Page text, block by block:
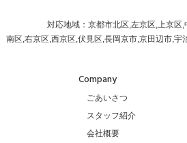
対応地域：京都市北区,左京区,上京区
南区,右京区,西京区,伏見区,長岡京市,京田辺市,
Company
ごあいさつ
スタッフ紹介
会社概要